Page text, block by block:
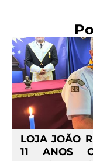
LOJA JOÃO
11 ANOS